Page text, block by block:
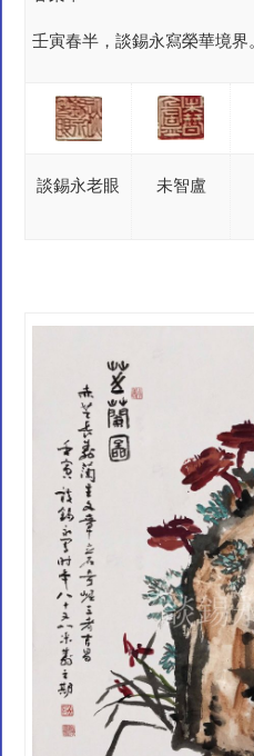
壬寅春半，談錫永寫榮華境界
談錫永老眼 未智盧